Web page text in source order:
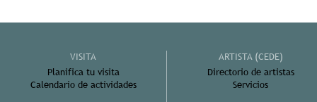
VISITA
Planifica tu visita
Calendario de actividades
ARTISTA (CEDE)
Directorio de artistas
Servicios